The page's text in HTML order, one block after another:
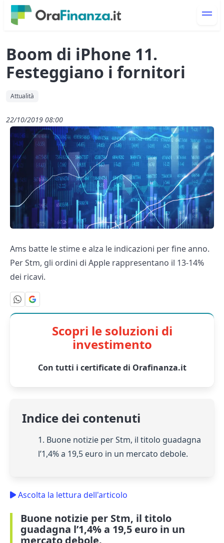
Boom di iPhone 11.
Festeggiano i fornitori
Attualità
22/10/2019 08:00
Ams batte le stime e alza le indicazioni per fine anno.
Per Stm, gli ordini di Apple rappresentano il 13-14%
dei ricavi.
Scopri le soluzioni di
investimento
Con tutti i certificate di Orafinanza.it
Indice dei contenuti
1. Buone notizie per Stm, il titolo guadagna
l’1,4% a 19,5 euro in un mercato debole.
Ascolta la lettura dell'articolo
Buone notizie per Stm, il titolo
guadagna l’1,4% a 19,5 euro in un